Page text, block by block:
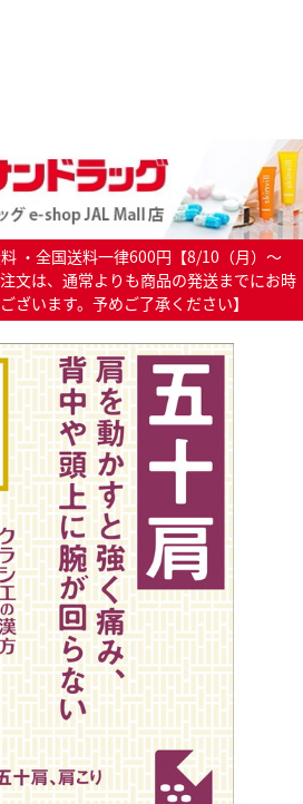
・全国送料一律600円【8/10（月）～
文は、通常よりも商品の発送までにお時
ざいます。予めご了承ください】